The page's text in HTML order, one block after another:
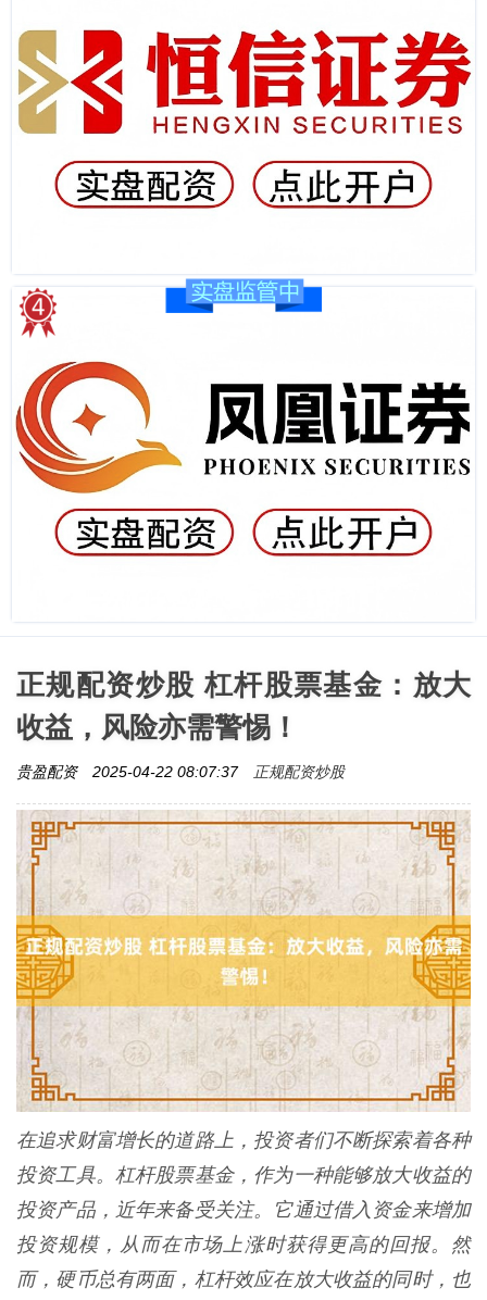
正规配资炒股 杠杆股票基金：放大
收益，风险亦需警惕！
贵盈配资 2025-04-22 08:07:37 正规配资炒股
在追求财富增长的道路上，投资者们不断探索着各种
投资工具。杠杆股票基金，作为一种能够放大收益的
投资产品，近年来备受关注。它通过借入资金来增加
投资规模，从而在市场上涨时获得更高的回报。然
而，硬币总有两面，杠杆效应在放大收益的同时，也